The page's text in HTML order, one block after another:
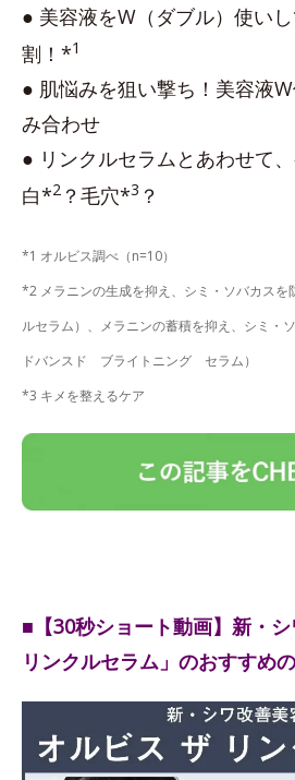
● 美容液をW（ダブル）使い
割！*1
● 肌悩みを狙い撃ち！美容液
み合わせ
● リンクルセラムとあわせて
白*2 ？毛穴*3 ？
*1 オルビス調べ（n=10）
*2 メラニンの生成を抑え、シミ・ソバカス
ルセラム）、メラニンの蓄積を抑え、シミ
ドバンスド ブライトニング セラム）
*3 キメを整えるケア
■【30秒ショート動画】新・
リンクルセラム」のおすすめ